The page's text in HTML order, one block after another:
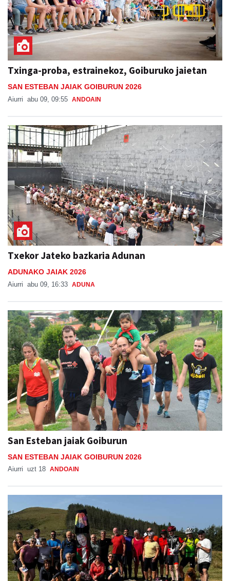
Txinga-proba, estrainekoz, Goiburuko jaietan
SAN ESTEBAN JAIAK GOIBURUN 2026
Aiurri abu 09, 09:55 ANDOAIN
Txekor Jateko bazkaria Adunan
ADUNAKO JAIAK 2026
Aiurri abu 09, 16:33 ADUNA
San Esteban jaiak Goiburun
SAN ESTEBAN JAIAK GOIBURUN 2026
Aiurri uzt 18 ANDOAIN